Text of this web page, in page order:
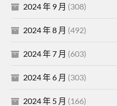
2024 年 9 月 (308)
2024 年 8 月 (492)
2024 年 7 月 (603)
2024 年 6 月 (303)
2024 年 5 月 (166)